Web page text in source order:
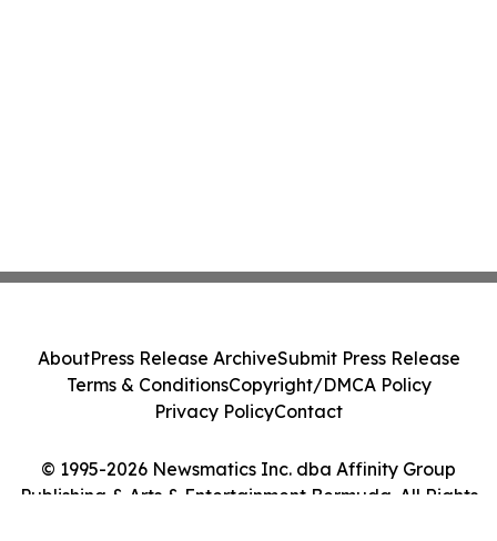
© 1995-2026 Newsmatics Inc. dba Affinity Group
Publishing & Arts & Entertainment Bermuda. All Rights
AboutPress Release ArchiveSubmit Press Release
Terms & ConditionsCopyright/DMCA Policy
Privacy PolicyContact